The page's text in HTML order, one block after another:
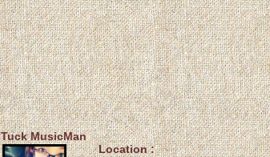
Tuck MusicMan
Location :